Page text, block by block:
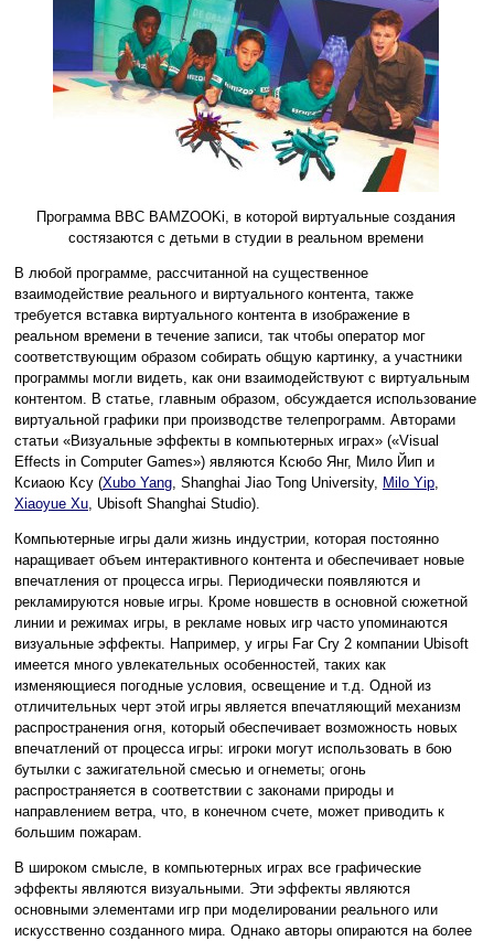
Программа BBC BAMZOOKi, в которой виртуальные создания
состязаются с детьми в студии в реальном времени
В любой программе, рассчитанной на существенное
взаимодействие реального и виртуального контента, также
требуется вставка виртуального контента в изображение в
реальном времени в течение записи, так чтобы оператор мог
соответствующим образом собирать общую картинку, а участники
программы могли видеть, как они взаимодействуют с виртуальным
контентом. В статье, главным образом, обсуждается использование
виртуальной графики при производстве телепрограмм. Авторами
статьи «Визуальные эффекты в компьютерных играх» («Visual
Effects in Computer Games») являются Ксюбо Янг, Мило Йип и
Ксиаою Ксу (Xubo Yang , Shanghai Jiao Tong University, Milo Yip
Xiaoyue Xu , Ubisoft Shanghai Studio).
Компьютерные игры дали жизнь индустрии, которая постоянно
наращивает объем интерактивного контента и обеспечивает новые
впечатления от процесса игры. Периодически появляются и
рекламируются новые игры. Кроме новшеств в основной сюжетной
линии и режимах игры, в рекламе новых игр часто упоминаются
визуальные эффекты. Например, у игры Far Cry 2 компании Ubisoft
имеется много увлекательных особенностей, таких как
изменяющиеся погодные условия, освещение и т.д. Одной из
отличительных черт этой игры является впечатляющий механизм
распространения огня, который обеспечивает возможность новых
впечатлений от процесса игры: игроки могут использовать в бою
бутылки с зажигательной смесью и огнеметы; огонь
распространяется в соответствии с законами природы и
направлением ветра, что, в конечном счете, может приводить к
большим пожарам.
В широком смысле, в компьютерных играх все графические
эффекты являются визуальными. Эти эффекты являются
основными элементами игр при моделировании реального или
искусственно созданного мира. Однако авторы опираются на более